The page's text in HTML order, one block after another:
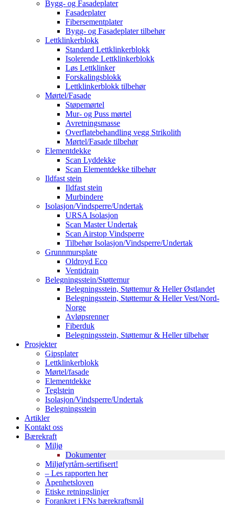
Bygg- og Fasadeplater
Fasadeplater
Fibersementplater
Bygg- og Fasadeplater tilbehør
Lettklinkerblokk
Standard Lettklinkerblokk
Isolerende Lettklinkerblokk
Løs Lettklinker
Forskalingsblokk
Lettklinkerblokk tilbehør
Mørtel/Fasade
Støpemørtel
Mur- og Puss mørtel
Avretningsmasse
Overflatebehandling vegg Strikolith
Mørtel/Fasade tilbehør
Elementdekke
Scan Lyddekke
Scan Elementdekke tilbehør
Ildfast stein
Ildfast stein
Murbindere
Isolasjon/Vindsperre/Undertak
URSA Isolasjon
Scan Master Undertak
Scan Airstop Vindsperre
Tilbehør Isolasjon/Vindsperre/Undertak
Grunnmursplate
Oldroyd Eco
Ventidrain
Belegningsstein/Støttemur
Belegningsstein, Støttemur & Heller Østlandet
Belegningsstein, Støttemur & Heller Vest/Nord-
Norge
Avløpsrenner
Fiberduk
Belegningsstein, Støttemur & Heller tilbehør
Prosjekter
Gipsplater
Lettklinkerblokk
Mørtel/fasade
Elementdekke
Teglstein
Isolasjon/Vindsperre/Undertak
Belegningsstein
Artikler
Kontakt oss
Bærekraft
Miljø
Dokumenter
Miljøfyrtårn-sertifisert!
– Les rapporten her
Åpenhetsloven
Etiske retningslinjer
Forankret i FNs bærekraftsmål